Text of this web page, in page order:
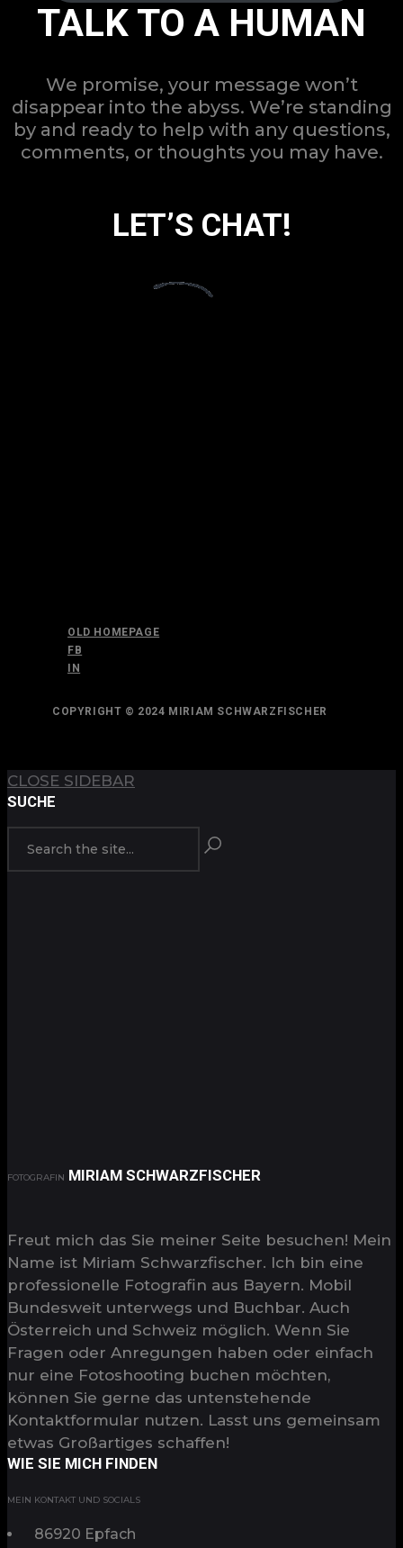
TALK TO A HUMAN
We promise, your message won’t
disappear into the abyss. We’re standing
by and ready to help with any questions,
comments, or thoughts you may have.
LET’S CHAT!
OLD HOMEPAGE
FB
IN
COPYRIGHT © 2024 MIRIAM SCHWARZFISCHER
CLOSE SIDEBAR
SUCHE
FOTOGRAFIN MIRIAM SCHWARZFISCHER
Freut mich das Sie meiner Seite besuchen! Mein
Name ist Miriam Schwarzfischer. Ich bin eine
professionelle Fotografin aus Bayern. Mobil
Bundesweit unterwegs und Buchbar. Auch
Österreich und Schweiz möglich. Wenn Sie
Fragen oder Anregungen haben oder einfach
nur eine Fotoshooting buchen möchten,
können Sie gerne das untenstehende
Kontaktformular nutzen. Lasst uns gemeinsam
etwas Großartiges schaffen!
WIE SIE MICH FINDEN
MEIN KONTAKT UND SOCIALS
86920 Epfach